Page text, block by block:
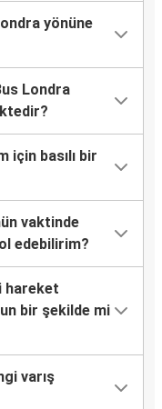
yönüne
Londra
için basılı bir
vaktinde
edebilirim?
hareket
bir şekilde mi
varış